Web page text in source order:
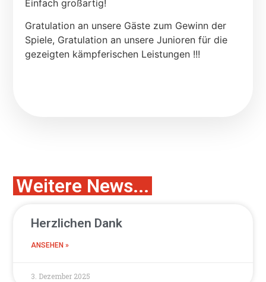
Einfach großartig!
Gratulation an unsere Gäste zum Gewinn der
Spiele, Gratulation an unsere Junioren für die
gezeigten kämpferischen Leistungen !!!
Weitere News...
Herzlichen Dank
ANSEHEN »
3. Dezember 2025